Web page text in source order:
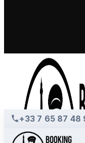
+33 7 65 87 48